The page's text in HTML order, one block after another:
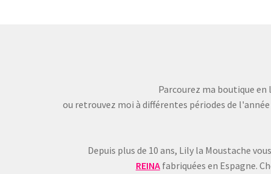
Parcourez ma boutique
ou retrouvez moi à différentes périodes de
Depuis plus de 10 ans, Lily la Moustache
REINAfabriquées en Espagne.